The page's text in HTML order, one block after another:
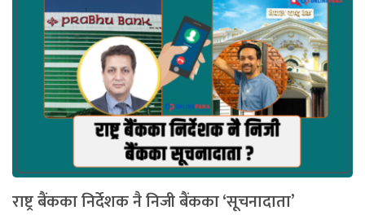
राष्ट्र बैंकका निर्देशक नै निजी बैंकका ‘सूचनादाता’